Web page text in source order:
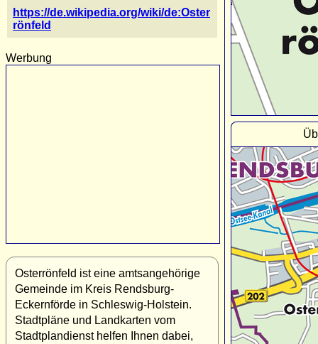
https://de.wikipedia.org/wiki/de:Oster
rönfeld
Werbung
Osterrönfeld ist eine amtsangehörige
Gemeinde im Kreis Rendsburg-
Eckernförde in Schleswig-Holstein.
Stadtpläne und Landkarten vom
Stadtplandienst helfen Ihnen dabei,